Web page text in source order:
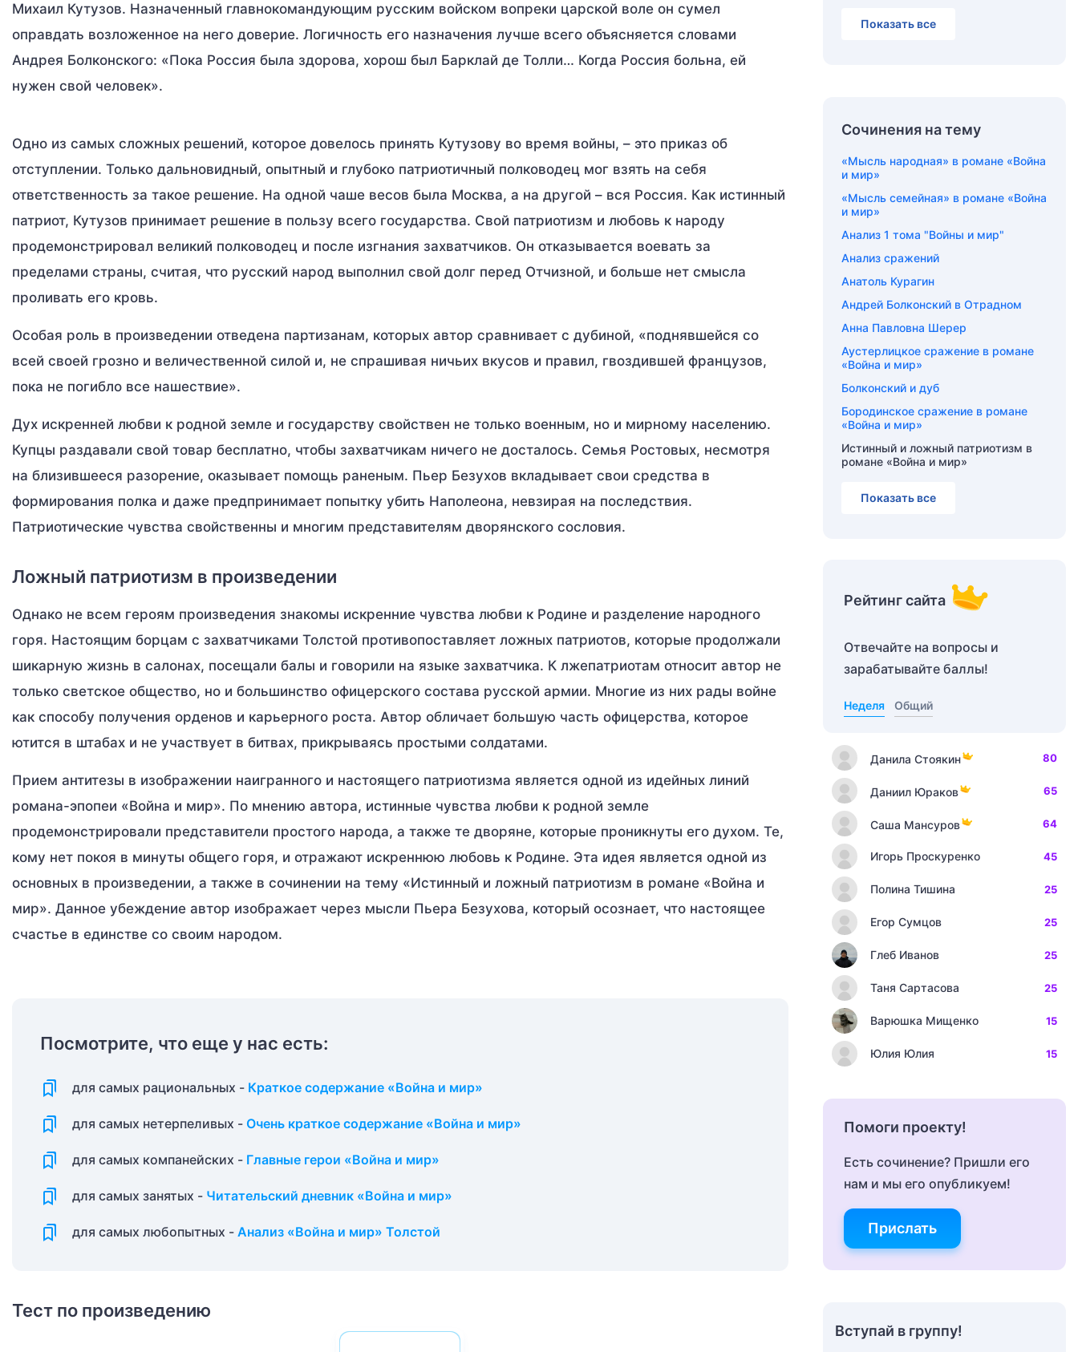
Михаил Кутузов. Назначенный главнокомандующим русским войском вопреки царской воле он сумел
оправдать возложенное на него доверие. Логичность его назначения лучше всего объясняется словами
Андрея Болконского: «Пока Россия была здорова, хорош был Барклай де Толли… Когда Россия больна, ей
нужен свой человек».
Одно из самых сложных решений, которое довелось принять Кутузову во время войны, – это приказ об
отступлении. Только дальновидный, опытный и глубоко патриотичный полководец мог взять на себя
ответственность за такое решение. На одной чаше весов была Москва, а на другой – вся Россия. Как истинный
патриот, Кутузов принимает решение в пользу всего государства. Свой патриотизм и любовь к народу
продемонстрировал великий полководец и после изгнания захватчиков. Он отказывается воевать за
пределами страны, считая, что русский народ выполнил свой долг перед Отчизной, и больше нет смысла
проливать его кровь.
Особая роль в произведении отведена партизанам, которых автор сравнивает с дубиной, «поднявшейся со
всей своей грозно и величественной силой и, не спрашивая ничьих вкусов и правил, гвоздившей французов,
пока не погибло все нашествие».
Дух искренней любви к родной земле и государству свойствен не только военным, но и мирному населению.
Купцы раздавали свой товар бесплатно, чтобы захватчикам ничего не досталось. Семья Ростовых, несмотря
на близившееся разорение, оказывает помощь раненым. Пьер Безухов вкладывает свои средства в
формирования полка и даже предпринимает попытку убить Наполеона, невзирая на последствия.
Патриотические чувства свойственны и многим представителям дворянского сословия.
Ложный патриотизм в произведении
Однако не всем героям произведения знакомы искренние чувства любви к Родине и разделение народного
горя. Настоящим борцам с захватчиками Толстой противопоставляет ложных патриотов, которые продолжали
шикарную жизнь в салонах, посещали балы и говорили на языке захватчика. К лжепатриотам относит автор не
только светское общество, но и большинство офицерского состава русской армии. Многие из них рады войне
как способу получения орденов и карьерного роста. Автор обличает большую часть офицерства, которое
ютится в штабах и не участвует в битвах, прикрываясь простыми солдатами.
Прием антитезы в изображении наигранного и настоящего патриотизма является одной из идейных линий
романа-эпопеи «Война и мир». По мнению автора, истинные чувства любви к родной земле
продемонстрировали представители простого народа, а также те дворяне, которые проникнуты его духом. Те,
кому нет покоя в минуты общего горя, и отражают искреннюю любовь к Родине. Эта идея является одной из
основных в произведении, а также в сочинении на тему «Истинный и ложный патриотизм в романе «Война и
мир». Данное убеждение автор изображает через мысли Пьера Безухова, который осознает, что настоящее
счастье в единстве со своим народом.
Посмотрите, что еще у нас есть:
для самых рациональных - Краткое содержание «Война и мир»
для самых нетерпеливых - Очень краткое содержание «Война и мир»
для самых компанейских - Главные герои «Война и мир»
для самых занятых - Читательский дневник «Война и мир»
для самых любопытных - Анализ «Война и мир» Толстой
Тест по произведению
Показать все
Сочинения на тему
«Мысль народная» в романе «Война
и мир»
«Мысль семейная» в романе «Война
и мир»
Анализ 1 тома "Войны и мир"
Анализ сражений
Анатоль Курагин
Андрей Болконский в Отрадном
Анна Павловна Шерер
Аустерлицкое сражение в романе
«Война и мир»
Болконский и дуб
Бородинское сражение в романе
«Война и мир»
Истинный и ложный патриотизм в
романе «Война и мир»
Показать все
Рейтинг сайта
Отвечайте на вопросы и
зарабатывайте баллы!
Неделя Общий
Данила Стоякин 80
Даниил Юраков 65
Саша Мансуров 64
Игорь Проскуренко 45
Полина Тишина 25
Егор Сумцов 25
Глеб Иванов 25
Таня Сартасова 25
Варюшка Мищенко 15
Юлия Юлия 15
Помоги проекту!
Есть сочинение? Пришли его
нам и мы его опубликуем!
Прислать
Вступай в группу!